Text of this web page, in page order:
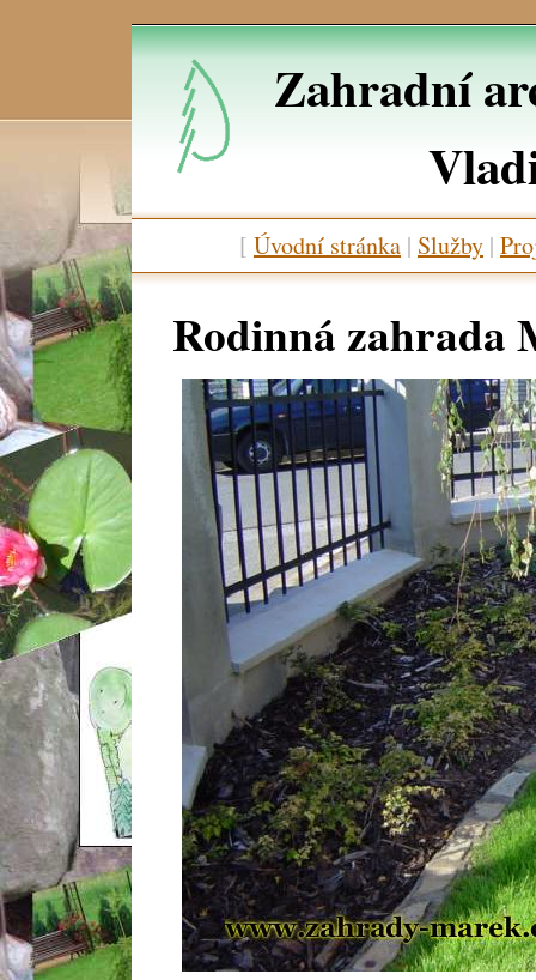
Zahradní
[ Úvodní stránka | Služby |
Rodinná zahrada